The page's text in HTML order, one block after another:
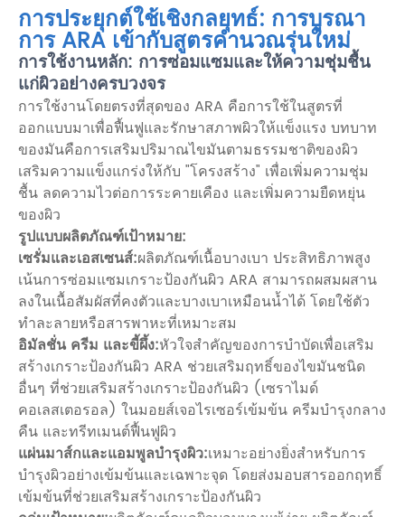
การประยุกต์ใช้เชิงกลยุทธ์: การบูรณา
การ ARA เข้ากับสูตรคำนวณรุ่นใหม่
การใช้งานหลัก: การซ่อมแซมและให้ความชุ่มชื้น
แก่ผิวอย่างครบวงจร
การใช้งานโดยตรงที่สุดของ ARA คือการใช้ในสูตรที่
ออกแบบมาเพื่อฟื้นฟูและรักษาสภาพผิวให้แข็งแรง บทบาท
ของมันคือการเสริมปริมาณไขมันตามธรรมชาติของผิว
เสริมความแข็งแกร่งให้กับ "โครงสร้าง" เพื่อเพิ่มความชุ่ม
ชื้น ลดความไวต่อการระคายเคือง และเพิ่มความยืดหยุ่น
ของผิว
รูปแบบผลิตภัณฑ์เป้าหมาย:
เซรั่มและเอสเซนส์:ผลิตภัณฑ์เนื้อบางเบา ประสิทธิภาพสูง
เน้นการซ่อมแซมเกราะป้องกันผิว ARA สามารถผสมผสาน
ลงในเนื้อสัมผัสที่คงตัวและบางเบาเหมือนน้ำได้ โดยใช้ตัว
ทำละลายหรือสารพาหะที่เหมาะสม
อิมัลชั่น ครีม และขี้ผึ้ง:หัวใจสำคัญของการบำบัดเพื่อเสริม
สร้างเกราะป้องกันผิว ARA ช่วยเสริมฤทธิ์ของไขมันชนิด
อื่นๆ ที่ช่วยเสริมสร้างเกราะป้องกันผิว (เซราไมด์
คอเลสเตอรอล) ในมอยส์เจอไรเซอร์เข้มข้น ครีมบำรุงกลาง
คืน และทรีทเมนต์ฟื้นฟูผิว
แผ่นมาส์กและแอมพูลบำรุงผิว:เหมาะอย่างยิ่งสำหรับการ
บำรุงผิวอย่างเข้มข้นและเฉพาะจุด โดยส่งมอบสารออกฤทธิ์
เข้มข้นที่ช่วยเสริมสร้างเกราะป้องกันผิว